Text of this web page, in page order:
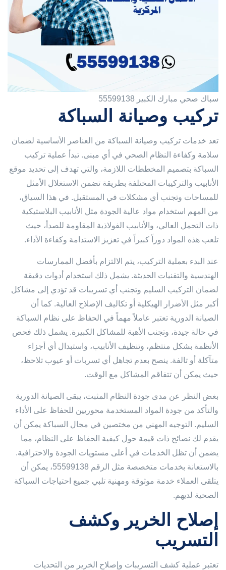
سباك صحي مبارك الكبير 55599138
تركيب وصيانة السباكة
تعد خدمات تركيب وصيانة السباكة من العناصر الأساسية لضمان
سلامة وكفاءة النظام الصحي في أي مبنى. تبدأ عملية تركيب
السباكة بتصميم المخططات اللازمة، والتي تهدف إلى تحديد موقع
الأنابيب والتركيبات المختلفة بطريقة تضمن الاستغلال الأمثل
للمساحات وتجنب أي مشكلات في المستقبل. في هذا السياق،
من المهم استخدام مواد عالية الجودة مثل الأنابيب البلاستيكية
ذات التحمل العالي، والأنابيب الفولاذية المقاومة للصدأ، حيث
تلعب هذه المواد دوراً كبيراً في تعزيز الاستدامة وكفاءة الأداء.
عند البدء بعملية التركيب، يتم الالتزام بأفضل الممارسات
الهندسية والتقنيات الحديثة. يشمل ذلك استخدام أدوات دقيقة
لضمان التركيب السليم وتجنب أي تسريبات قد تؤدي إلى مشاكل
أكبر مثل الأضرار الهيكلية أو تكاليف الإصلاح العالية. كما أن
الصيانة الدورية تعتبر عاملاً مهماً في الحفاظ على نظام السباكة
في حالة جيدة، وتجنب الأهبة للمشاكل الكبيرة. يشمل ذلك فحص
الأنظمة بشكل منتظم، وتنظيف الأنابيب، واستبدال أي أجزاء
متآكلة أو تالفة. ينصح بعدم تجاهل أي تسربات أو عيوب تلاحظ،
حيث يمكن أن تتفاقم المشاكل مع الوقت.
بغض النظر عن مدى جودة النظام المثبت، يبقى الصيانة الدورية
والتأكد من جودة المواد المستخدمة محوريين للحفاظ على الأداء
السليم. التوجيه المهني من مختصين في مجال السباكة يمكن أن
يقدم لك نصائح ذات قيمة حول كيفية الحفاظ على النظام، مما
يضمن أن تظل الخدمات في أعلى مستويات الجودة والاحترافية.
بالاستعانة بخدمات متخصصة مثل الرقم 55599138، يمكن أن
يتلقى العملاء خدمة موثوقة ومهنية تلبي جميع احتياجات السباكة
الصحية لديهم.
إصلاح الخرير وكشف
التسريب
تعتبر عملية كشف التسريبات وإصلاح الخرير من التحديات